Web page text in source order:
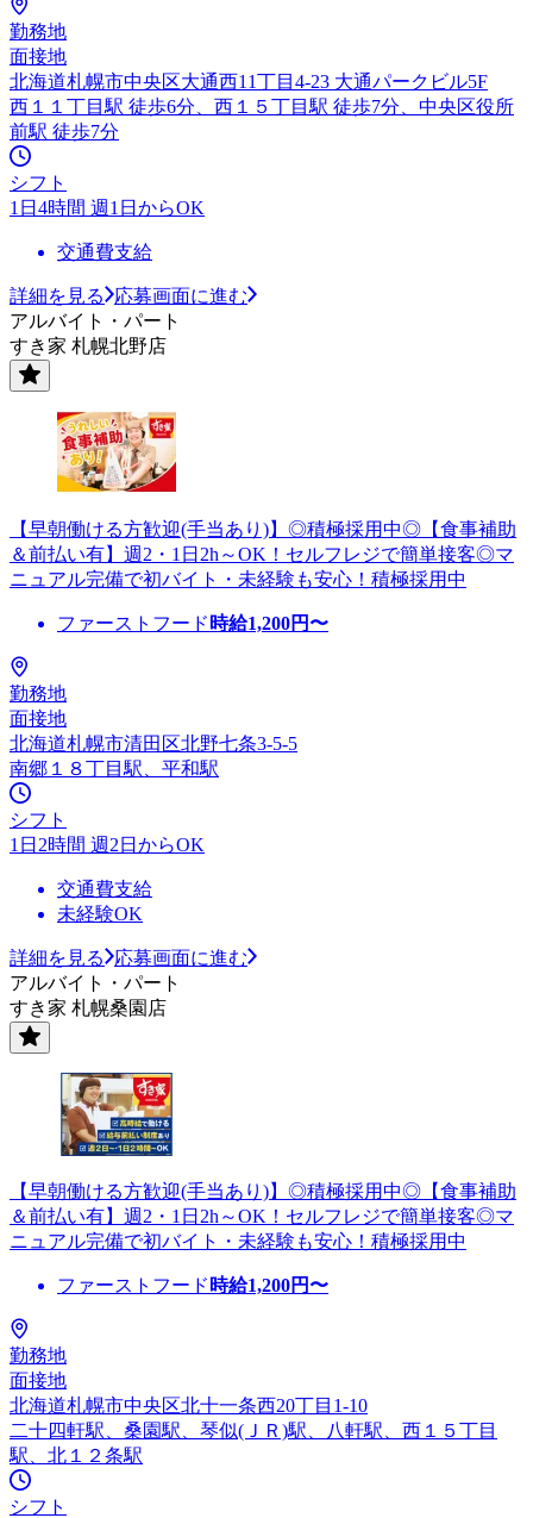
勤務地
面接地
北海道札幌市中央区大通西11丁目4-23 大通パークビル5F
西１１丁目駅 徒歩6分、西１５丁目駅 徒歩7分、中央区役所
前駅 徒歩7分
シフト
1日4時間 週1日からOK
交通費支給
詳細を見る
応募画面に進む
アルバイト・パート
すき家 札幌北野店
【早朝働ける方歓迎(手当あり)】◎積極採用中◎【食事補助
＆前払い有】週2・1日2h～OK！セルフレジで簡単接客◎マ
ニュアル完備で初バイト・未経験も安心！積極採用中
ファーストフード 時給1,200円〜
勤務地
面接地
北海道札幌市清田区北野七条3-5-5
南郷１８丁目駅、平和駅
シフト
1日2時間 週2日からOK
交通費支給
未経験OK
詳細を見る
応募画面に進む
アルバイト・パート
すき家 札幌桑園店
【早朝働ける方歓迎(手当あり)】◎積極採用中◎【食事補助
＆前払い有】週2・1日2h～OK！セルフレジで簡単接客◎マ
ニュアル完備で初バイト・未経験も安心！積極採用中
ファーストフード 時給1,200円〜
勤務地
面接地
北海道札幌市中央区北十一条西20丁目1-10
二十四軒駅、桑園駅、琴似(ＪＲ)駅、八軒駅、西１５丁目
駅、北１２条駅
シフト